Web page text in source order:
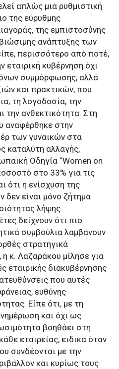
απλώς μια ρυθμιστική
της εύρυθμης
της εμπιστοσύνης
ανάπτυξης των
περισσότερο από ποτέ,
εταιρική κυβέρνηση όχι
συμμόρφωσης, αλλά
και πρακτικών, που
τη λογοδοσία, την
την ανθεκτικότητα. Στη
αναφέρθηκε στην
των γυναικών στα
καταλύτη αλλαγής,
Οδηγία “Women on
στο 33% για τις
ότι η ενίσχυση της
είναι μόνο ζήτημα
λήψης
δείχνουν ότι πιο
συμβούλια λαμβάνουν
στρατηγικά
κ. Λαζαράκου μίλησε για
εταιρικής διακυβέρνησης
που αυτές
ευθύνης
Είπε ότι, με τη
και όχι ως
βοηθάει στη
εταιρείας, ειδικά όταν
συνδέονται με την
και κυρίως τους